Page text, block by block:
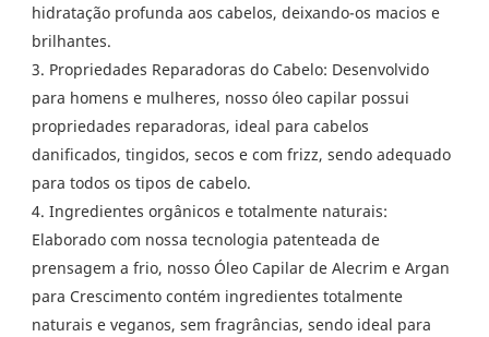
hidratação profunda aos cabelos, deixando-os macios e
brilhantes.
3. Propriedades Reparadoras do Cabelo: Desenvolvido
para homens e mulheres, nosso óleo capilar possui
propriedades reparadoras, ideal para cabelos
danificados, tingidos, secos e com frizz, sendo adequado
para todos os tipos de cabelo.
4. Ingredientes orgânicos e totalmente naturais:
Elaborado com nossa tecnologia patenteada de
prensagem a frio, nosso Óleo Capilar de Alecrim e Argan
para Crescimento contém ingredientes totalmente
naturais e veganos, sem fragrâncias, sendo ideal para